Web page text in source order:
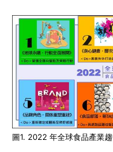
圖1. 2022 年全球食品產業